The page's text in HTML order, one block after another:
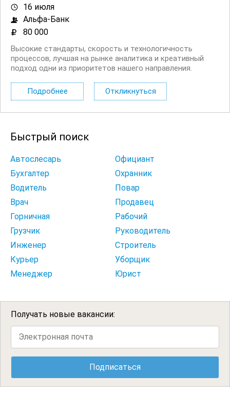
16 июля
Альфа-Банк
80 000
Высокие стандарты, скорость и технологичность
процессов, лучшая на рынке аналитика и креативный
подход одни из приоритетов нашего направления.
предстоит заниматься: Доставлять юридическим лицам
банковские продукты. Подписывать...
Подробнее Откликнуться
Быстрый поиск
Автослесарь
Официант
Бухгалтер
Охранник
Водитель
Повар
Врач
Продавец
Горничная
Рабочий
Грузчик
Руководитель
Инженер
Строитель
Курьер
Уборщик
Менеджер
Юрист
Получать новые вакансии: